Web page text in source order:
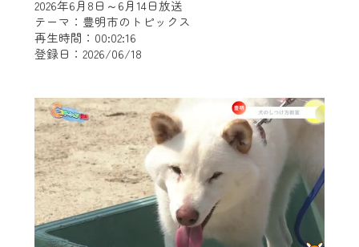
2026年6月8日～6月14日放送
テーマ：豊明市のトピックス
再生時間：00:02:16
登録日：2026/06/18